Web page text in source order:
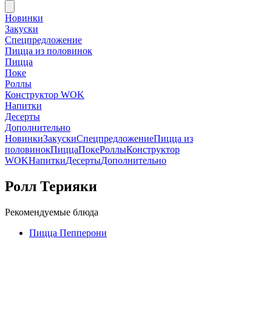
Новинки
Закуски
Спецпредложение
Пицца из половинок
Пицца
Поке
Роллы
Конструктор WOK
Напитки
Десерты
Дополнительно
НовинкиЗакускиСпецпредложениеПицца из
половинокПиццаПокеРоллыКонструктор
WOKНапиткиДесертыДополнительно
Ролл Терияки
Рекомендуемые блюда
Пицца Пепперони